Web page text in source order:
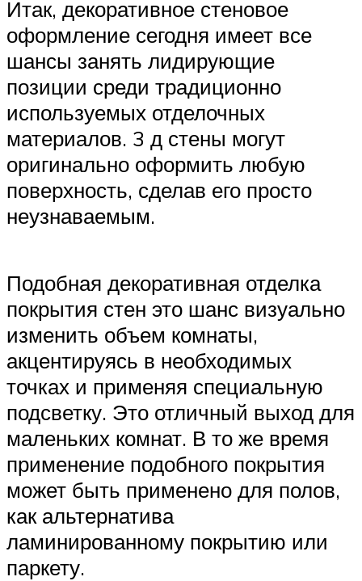
Итак, декоративное стеновое
оформление сегодня имеет все
шансы занять лидирующие
позиции среди традиционно
используемых отделочных
материалов. 3 д стены могут
оригинально оформить любую
поверхность, сделав его просто
неузнаваемым.
Подобная декоративная отделка
покрытия стен это шанс визуально
изменить объем комнаты,
акцентируясь в необходимых
точках и применяя специальную
подсветку. Это отличный выход для
маленьких комнат. В то же время
применение подобного покрытия
может быть применено для полов,
как альтернатива
ламинированному покрытию или
паркету.